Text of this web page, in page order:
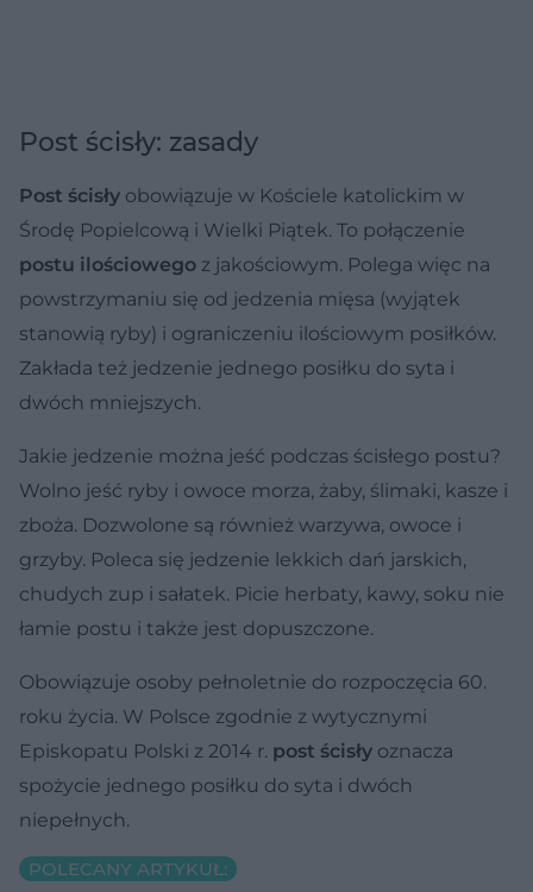
Post ścisły: zasady
Post ścisły obowiązuje w Kościele katolickim w
Środę Popielcową i Wielki Piątek. To połączenie
postu ilościowego z jakościowym. Polega więc na
powstrzymaniu się od jedzenia mięsa (wyjątek
stanowią ryby) i ograniczeniu ilościowym posiłków.
Zakłada też jedzenie jednego posiłku do syta i
dwóch mniejszych.
Jakie jedzenie można jeść podczas ścisłego postu?
Wolno jeść ryby i owoce morza, żaby, ślimaki, kasze i
zboża. Dozwolone są również warzywa, owoce i
grzyby. Poleca się jedzenie lekkich dań jarskich,
chudych zup i sałatek. Picie herbaty, kawy, soku nie
łamie postu i także jest dopuszczone.
Obowiązuje osoby pełnoletnie do rozpoczęcia 60.
roku życia. W Polsce zgodnie z wytycznymi
Episkopatu Polski z 2014 r. post ścisły oznacza
spożycie jednego posiłku do syta i dwóch
niepełnych.
POLECANY ARTYKUŁ: